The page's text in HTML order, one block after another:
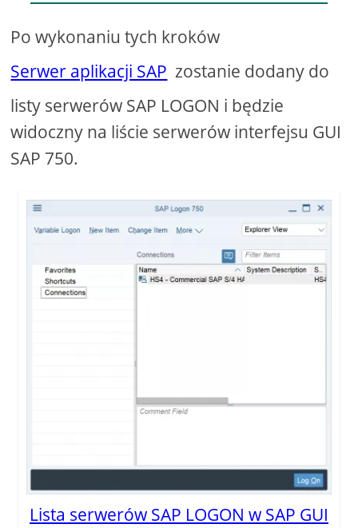
Po wykonaniu tych kroków
Serwer aplikacji SAP zostanie dodany do
listy serwerów SAP LOGON i będzie
widoczny na liście serwerów interfejsu GUI
SAP 750.
Lista serwerów SAP LOGON w SAP GUI